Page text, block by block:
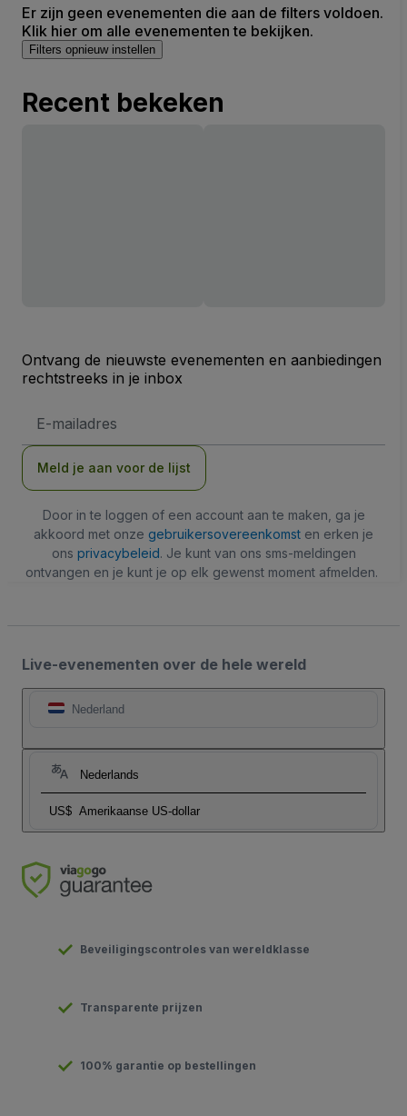
Er zijn geen evenementen die aan de filters voldoen.
Klik hier om alle evenementen te bekijken.
Filters opnieuw instellen
Recent bekeken
Ontvang de nieuwste evenementen en aanbiedingen
rechtstreeks in je inbox
mailadres
Meld je aan voor de lijst
Door in te loggen of een account aan te maken, ga je
akkoord met onze gebruikersovereenkomst en erken je
ons privacybeleid. Je kunt van ons sms-meldingen
ontvangen en je kunt je op elk gewenst moment afmelden.
Live-evenementen over de hele wereld
Nederland
Nederlands
US$ Amerikaanse US-dollar
Beveiligingscontroles van wereldklasse
Transparente prijzen
100% garantie op bestellingen